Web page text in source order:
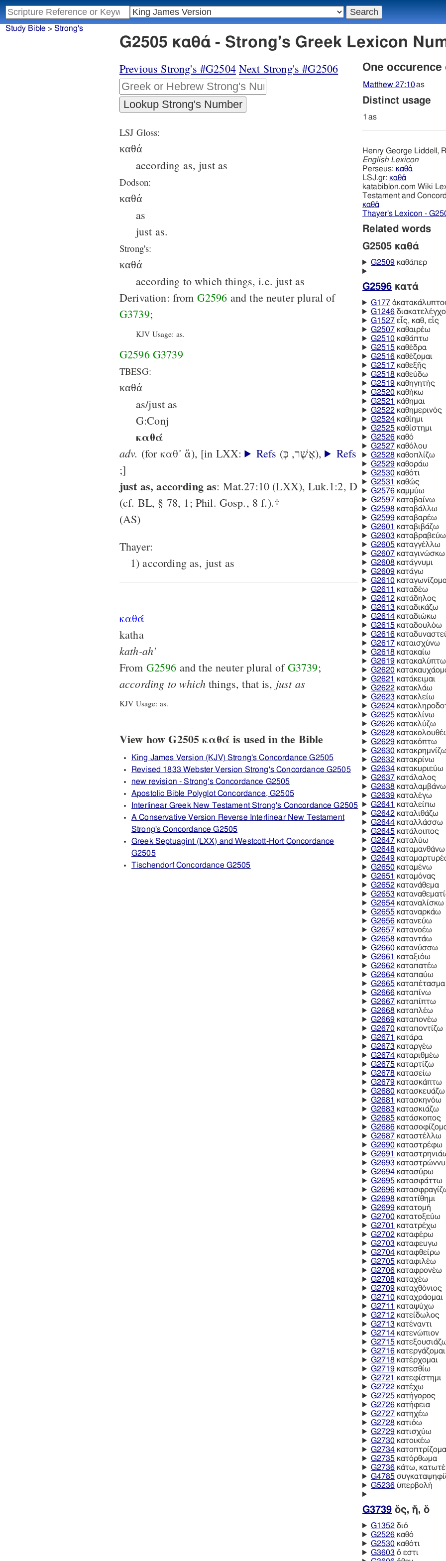
Study Bible > Strong's
G2505 καθά - Strong's Greek Lexicon
Previous Strong's #G2504 Next Strong's #G2506
LSJ Gloss:
καθά
according as, just as
Dodson:
καθά
as
just as.
Strong's:
καθά
according to which things, i.e. just as
Derivation: from G2596 and the neuter plural of
G3739;
KJV Usage: as.
G2596 G3739
TBESG:
καθά
as/just as
G:Conj
καθά
adv. (for καθ᾽ ἅ), [in LXX: Refs (אֲשֶׁר, כְּ),
Refs
;]
just as, according as: Mat.27:10 (LXX), Luk.1:2, D
(cf. BL, § 78, 1; Phil. Gosp., 8 f.).†
(AS)
Thayer:
1) according as, just as
καθά
katha
kath-ah'
From G2596 and the neuter plural ofG3739;
according to whichthings, that is, just as
KJV Usage: as.
View how G2505 καθά is used in the Bible
King James Version (KJV) Strong's Concordance G2505
Revised 1833 Webster Version Strong's Concordance G2505
new revision - Strong's Concordance G2505
Apostolic Bible Polyglot Concordance, G2505
Interlinear Greek New Testament Strong's Concordance G2505
A Conservative Version Reverse Interlinear New Testament
Strong's Concordance G2505
Greek Septuagint (LXX) and Westcott-Hort Concordance
G2505
Tischendorf Concordance G2505
One
Matthew 27:10as
Distinct usage
1 as
Henry George Liddell,
English Lexicon
Perseus: καθά
LSJ.gr: καθά
katabiblon.com Wiki
Testament and
καθά
Thayer's Lexicon -
Related words
G2505 καθά
G2509καθάπερ
G2596 κατά
G177
G1246
G1527εἷς, καθ, εἷς
G2507καθαιρέω
G2510καθάπτω
G2515καθέδρα
G2516καθέζομαι
G2517καθεξῆς
G2518καθεύδω
G2519καθηγητής
G2520καθήκω
G2521 κάθημαι
G2522καθημερινός
G2524καθίημι
G2525καθίστημι
G2526καθό
G2527καθόλου
G2528καθοπλίζω
G2529καθοράω
G2530καθότι
G2531 καθώς
G2576καμμύω
G2597καταβαίνω
G2598καταβάλλω
G2599καταβαρέω
G2601 καταβιβάζω
G2603 καταβραβεύω
G2605καταγγέλλω
G2607καταγινώσκω
G2608κατάγνυμι
G2609κατάγω
G2610
G2611 καταδέω
G2612κατάδηλος
G2613 καταδικάζω
G2614καταδιώκω
G2615καταδουλόω
G2616
G2617καταισχύνω
G2618κατακαίω
G2619κατακαλύπτω
G2620
G2621 κατάκειμαι
G2622κατακλάω
G2623 κατακλείω
G2624
G2625κατακλίνω
G2626κατακλύζω
G2628
G2629κατακόπτω
G2630
G2632κατακρίνω
G2634κατακυριεύω
G2637κατάλαλος
G2638καταλαμβάνω
G2639καταλέγω
G2641 καταλείπω
G2642καταλιθάζω
G2644καταλλάσσω
G2645κατάλοιπος
G2647καταλύω
G2648καταμανθάνω
G2649
G2650καταμένω
G2651 καταμόνας
G2652κατανάθεμα
G2653
G2654καταναλίσκω
G2655καταναρκάω
G2656κατανεύω
G2657κατανοέω
G2658καταντάω
G2660κατανύσσω
G2661 καταξιόω
G2662καταπατέω
G2664καταπαύω
G2665καταπέτασμα
G2666καταπίνω
G2667καταπίπτω
G2668καταπλέω
G2669καταπονέω
G2670καταποντίζω
G2671 κατάρα
G2673 καταργέω
G2674καταριθμέω
G2675καταρτίζω
G2678κατασείω
G2679κατασκάπτω
G2680κατασκευάζω
G2681 κατασκηνόω
G2683 κατασκιάζω
G2685κατάσκοπος
G2686
G2687καταστέλλω
G2690καταστρέφω
G2691
G2693
G2694κατασύρω
G2695κατασφάττω
G2696
G2698κατατίθημι
G2699κατατομή
G2700κατατοξεύω
G2701 κατατρέχω
G2702καταφέρω
G2703 καταφευγω
G2704καταφθείρω
G2705καταφιλέω
G2706καταφρονέω
G2708καταχέω
G2709καταχθόνιος
G2710καταχράομαι
G2711 καταψύχω
G2712κατείδωλος
G2713 κατέναντι
G2714κατενώπιον
G2715
G2716κατεργάζομαι
G2718κατέρχομαι
G2719κατεσθίω
G2721 κατεφίστημι
G2722κατέχω
G2725κατήγορος
G2726κατήφεια
G2727κατηχέω
G2728κατιόω
G2729κατισχύω
G2730κατοικέω
G2734
G2735κατόρθωμα
G2736κάτω,
G4785
G5236ὑπερβολή
G3739 ὅς, ἥ, ὅ
G1352διό
G2526καθό
G2530καθότι
G3603 ὅ εστι